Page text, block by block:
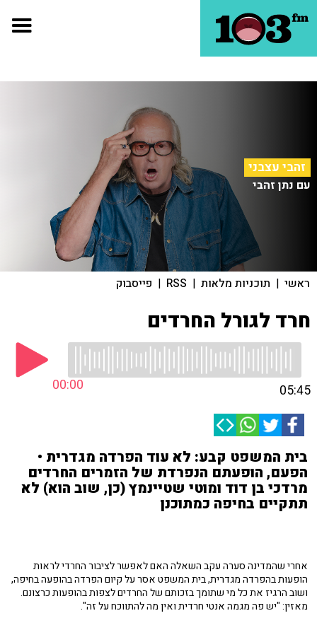
זהבי עצבני
עם נתן זהבי
ראשי | תוכניות מלאות |
RSS
| פייסבוק
חרד לגורל החרדים
00:00 05:45
בית המשפט קבע: לא עוד הפרדה מגדרית •
הפעם, הופעתם הנפרדת של הזמרים החרדים
מרדכי בן דוד ומוטי שטיינמץ (כן, שוב הוא) לא
תתקיים בחיפה כמתוכנן
אחרי שהמדינה סערה עקב השאלה האם לאפשר לציבור החרדי לראות
הופעות בהפרדה מגדרית, בית המשפט אסר על קיום הפרדה בהופעה בחיפה,
ושוב הרגיז את כל מי שתומך בזכותם של החרדים לצפות בהופעות כרצונם.
מאזין: "יש פה מגמה אנטי חרדית ואין מה להתווכח על זה".